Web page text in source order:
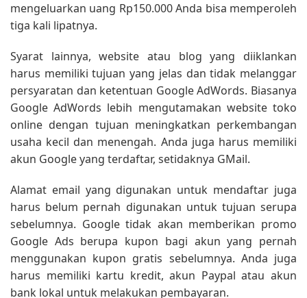
mengeluarkan uang Rp150.000 Anda bisa memperoleh
tiga kali lipatnya.
Syarat lainnya, website atau blog yang diiklankan
harus memiliki tujuan yang jelas dan tidak melanggar
persyaratan dan ketentuan Google AdWords. Biasanya
Google AdWords lebih mengutamakan website toko
online dengan tujuan meningkatkan perkembangan
usaha kecil dan menengah. Anda juga harus memiliki
akun Google yang terdaftar, setidaknya GMail.
Alamat email yang digunakan untuk mendaftar juga
harus belum pernah digunakan untuk tujuan serupa
sebelumnya. Google tidak akan memberikan promo
Google Ads berupa kupon bagi akun yang pernah
menggunakan kupon gratis sebelumnya. Anda juga
harus memiliki kartu kredit, akun Paypal atau akun
bank lokal untuk melakukan pembayaran.